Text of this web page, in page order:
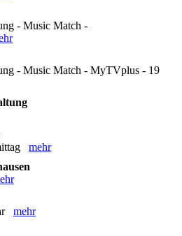
- Music Match -
- Music Match - MyTVplus - 19
mehr
mehr